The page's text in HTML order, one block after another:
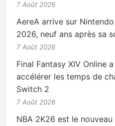
7 Août 2026
AereA arrive sur
2026, neuf ans après sa
7 Août 2026
Final Fantasy XIV Online
accélérer les temps de
Switch 2
7 Août 2026
NBA 2K26 est le nouveau